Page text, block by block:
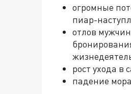
огромные
пиар-
отлов
рост ухода в
падение